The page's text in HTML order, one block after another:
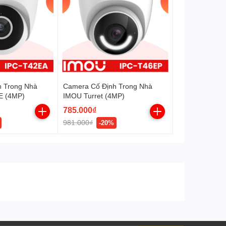
Phát hiện con người
và thú cưng.
Phát hiện âm thanh bất
thường.
Chống nước, chống
IP67
DC12V 1A, điện năng tiêu
thụ <7W
Trong Nhà
(4MP)
Camera Cố Định Trong Nhà
IMOU Turret (4MP)
785.000₫
981.000₫ -20%